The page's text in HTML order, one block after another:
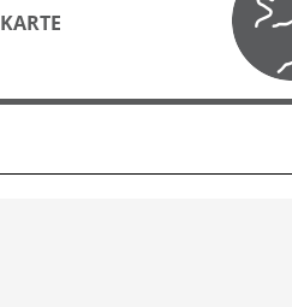
KARTE